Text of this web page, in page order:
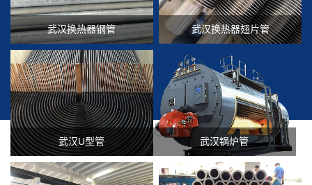
武汉换热器钢管 武汉换热器翅片管
武汉U型管 武汉锅炉管